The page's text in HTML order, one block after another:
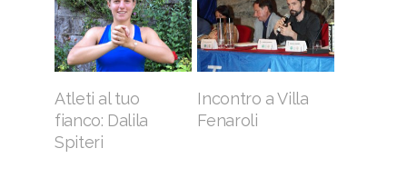
Atleti al tuo
fianco: Dalila
Spiteri
Incontro a Villa
Fenaroli